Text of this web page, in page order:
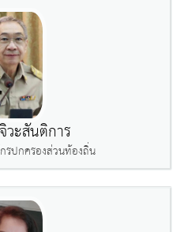
ะสันติการ
รปกครองส่วนท้องถิ่น